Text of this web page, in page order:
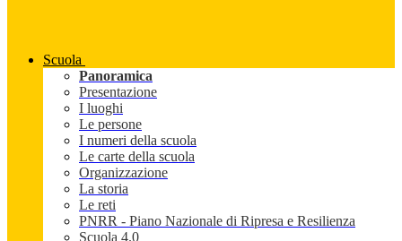
Scuola
Panoramica
Presentazione
I luoghi
Le persone
I numeri della scuola
Le carte della scuola
Organizzazione
La storia
Le reti
PNRR - Piano Nazionale di Ripresa e Resilienza
Scuola 4.0